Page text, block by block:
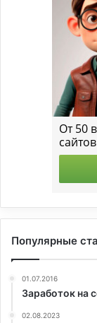
Популярные
01.07.2016
Заработок на
02.08.2023